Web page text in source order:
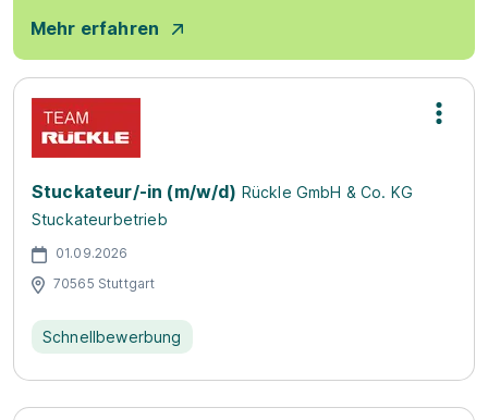
Mehr erfahren
Stuckateur/-in (m/w/d) Rückle GmbH & Co. KG
Stuckateurbetrieb
01.09.2026
70565 Stuttgart
Schnellbewerbung